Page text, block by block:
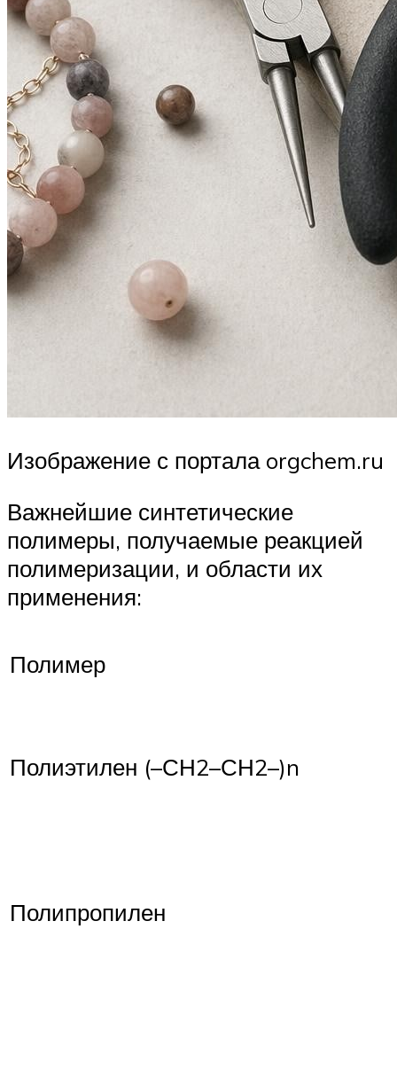
Изображение с портала orgchem.ru
Важнейшие синтетические
полимеры, получаемые реакцией
полимеризации, и области их
применения:
Полимер
Полиэтилен (–СН2–СН2–)n
Полипропилен